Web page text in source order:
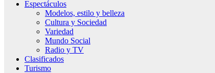
Espectáculos
Modelos, estilo y belleza
Cultura y Sociedad
Variedad
Mundo Social
Radio y TV
Clasificados
Turismo